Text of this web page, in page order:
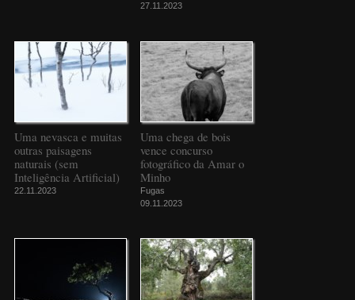
27.11.2023
Uma nevasca e muitas
outras paisagens
naturais (sem
Inteligência Artificial)
22.11.2023
Uma chega de bois
vence concurso
fotográfico da Amar o
Minho
Fugas
09.11.2023